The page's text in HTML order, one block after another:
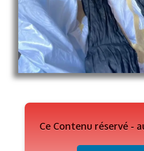
Ce Contenu réservé -